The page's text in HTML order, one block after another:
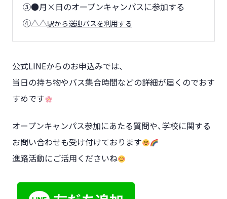
③●月×日のオープンキャンパスに参加する
④△△駅から送迎バスを利用する
公式LINEからのお申込みでは、
当日の持ち物やバス集合時間などの詳細が届くのでおす
すめです
オープンキャンパス参加にあたる質問や、学校に関する
お問い合わせも受け付けております
進路活動にご活用くださいね